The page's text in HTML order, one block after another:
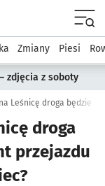
Komunikacja
Zmiany Piesi
zdjęcia z soboty
droga
przejazdu